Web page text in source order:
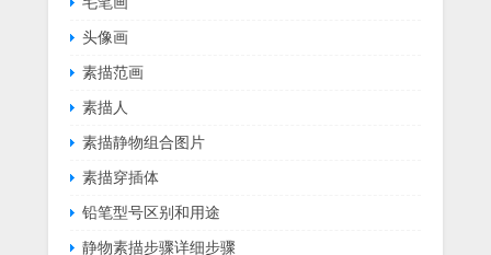
头像画
素描范画
素描人
素描静物组合图片
素描穿插体
铅笔型号区别和用途
静物素描步骤详细步骤